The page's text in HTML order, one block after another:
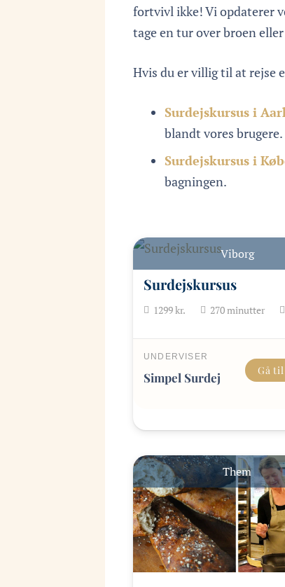
fortvivl ikke! Vi opdaterer
tage en tur over broen
Hvis du er villig til at rejse
Surdejskursus i
blandt vores brugere.
Surdejskursus i
bagningen.
Viborg
Surdejskursus
1299kr. 270minutter
UNDERVISER
Simpel Surdej Gå
Them